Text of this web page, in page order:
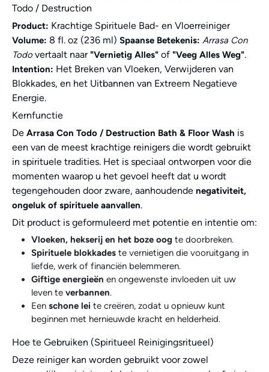
Todo / Destruction
Product: Krachtige Spirituele Bad- en Vloerreiniger
Volume: 8 fl. oz (236 ml) Spaanse Betekenis: Arrasa Con
Todovertaalt naar "Vernietig Alles" of "Veeg Alles Weg".
Intention: Het Breken van Vloeken, Verwijderen van
Blokkades, en het Uitbannen van Extreem Negatieve
Energie.
Kernfunctie
De Arrasa Con Todo / Destruction Bath & Floor Wash is
een van de meest krachtige reinigers die wordt gebruikt
in spirituele tradities. Het is speciaal ontworpen voor die
momenten waarop u het gevoel heeft dat u wordt
tegengehouden door zware, aanhoudende negativiteit,
ongeluk of spirituele aanvallen.
Dit product is geformuleerd met potentie en intentie om:
Vloeken, hekserij en het boze oog te doorbreken.
Spirituele blokkades te vernietigen die vooruitgang in
liefde, werk of financiën belemmeren.
Giftige energieën en ongewenste invloeden uit uw
leven te verbannen.
Een schone lei te creëren, zodat u opnieuw kunt
beginnen met hernieuwde kracht en helderheid.
Hoe te Gebruiken (Spiritueel Reinigingsritueel)
Deze reiniger kan worden gebruikt voor zowel